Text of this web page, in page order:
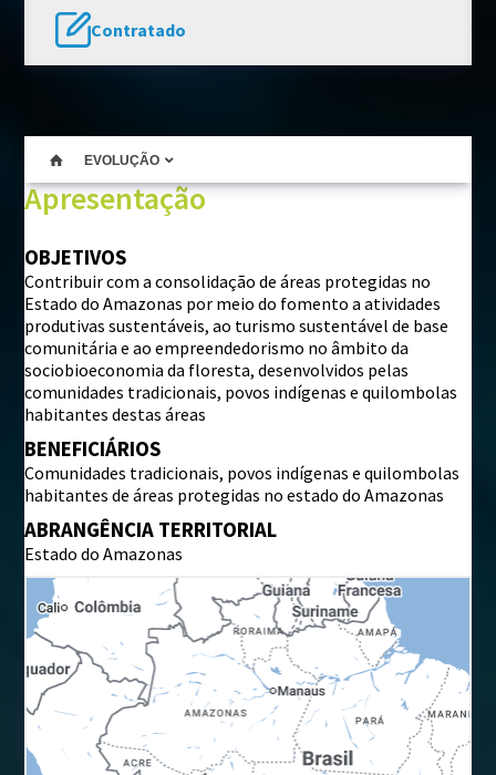
Modelos e guias
Manual da marca
Institucional
Outras publicações
FALE CONOSCO
Perguntas frequentes
Contratado
EVOLUÇÃO
Apresentação
OBJETIVOS
Contribuir com a consolidação de áreas protegidas no
Estado do Amazonas por meio do fomento a atividades
produtivas sustentáveis, ao turismo sustentável de base
comunitária e ao empreendedorismo no âmbito da
sociobioeconomia da floresta, desenvolvidos pelas
comunidades tradicionais, povos indígenas e quilombolas
habitantes destas áreas
BENEFICIÁRIOS
Comunidades tradicionais, povos indígenas e quilombolas
habitantes de áreas protegidas no estado do Amazonas
ABRANGÊNCIA TERRITORIAL
Estado do Amazonas